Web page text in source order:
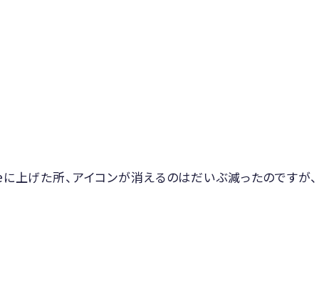
げた所、アイコンが消えるのはだいぶ減ったのですが、